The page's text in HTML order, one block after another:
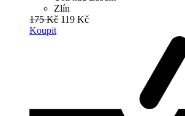
Zlín
175 Kč 119 Kč
Koupit